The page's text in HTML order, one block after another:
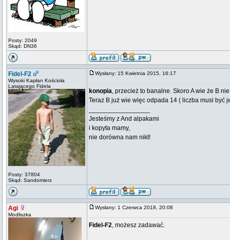
Posty: 2049
Skąd: DN36
Fidel-F2
Wysoki Kapłan Kościoła
Latającego Fidela
Posty: 37804
Skąd: Sandomierz
Wysłany: 15 Kwietnia 2015, 16:17
konopia, przecież to banalne. Skoro A wie że B
Teraz B już wie więc odpada 14 ( liczba musi być
Jesteśmy z And alpakami
i kopyta mamy,
nie dorówna nam nikt!
Agi
Modliszka
Wysłany: 1 Czerwca 2018, 20:08
Fidel-F2, możesz zadawać.